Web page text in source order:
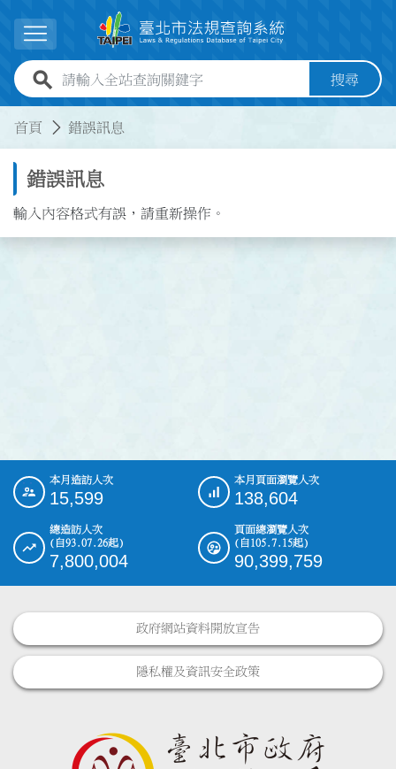
展開選單
全站查詢關鍵字欄位 搜尋
首頁 錯誤訊息
錯誤訊息
輸入內容格式有誤，請重新操作。
::: 本月造訪人次
15,599
本月頁面瀏覽人次
138,604
總造訪人次
(自93.07.26起)
7,800,004
頁面總瀏覽人次
(自105.7.15起)
90,399,759
政府網站資料開放宣告
隱私權及資訊安全政策